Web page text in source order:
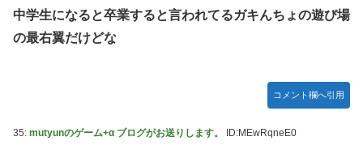
中学生になると卒業すると言われてるガキんちょの遊び場
の最右翼だけどな
コメント欄へ引用
35: mutyunのゲーム+α ブログがお送りします。 ID:MEwRqneE0